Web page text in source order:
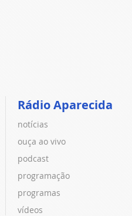
Rádio Aparecida
notícias
ouça ao vivo
podcast
programação
programas
vídeos